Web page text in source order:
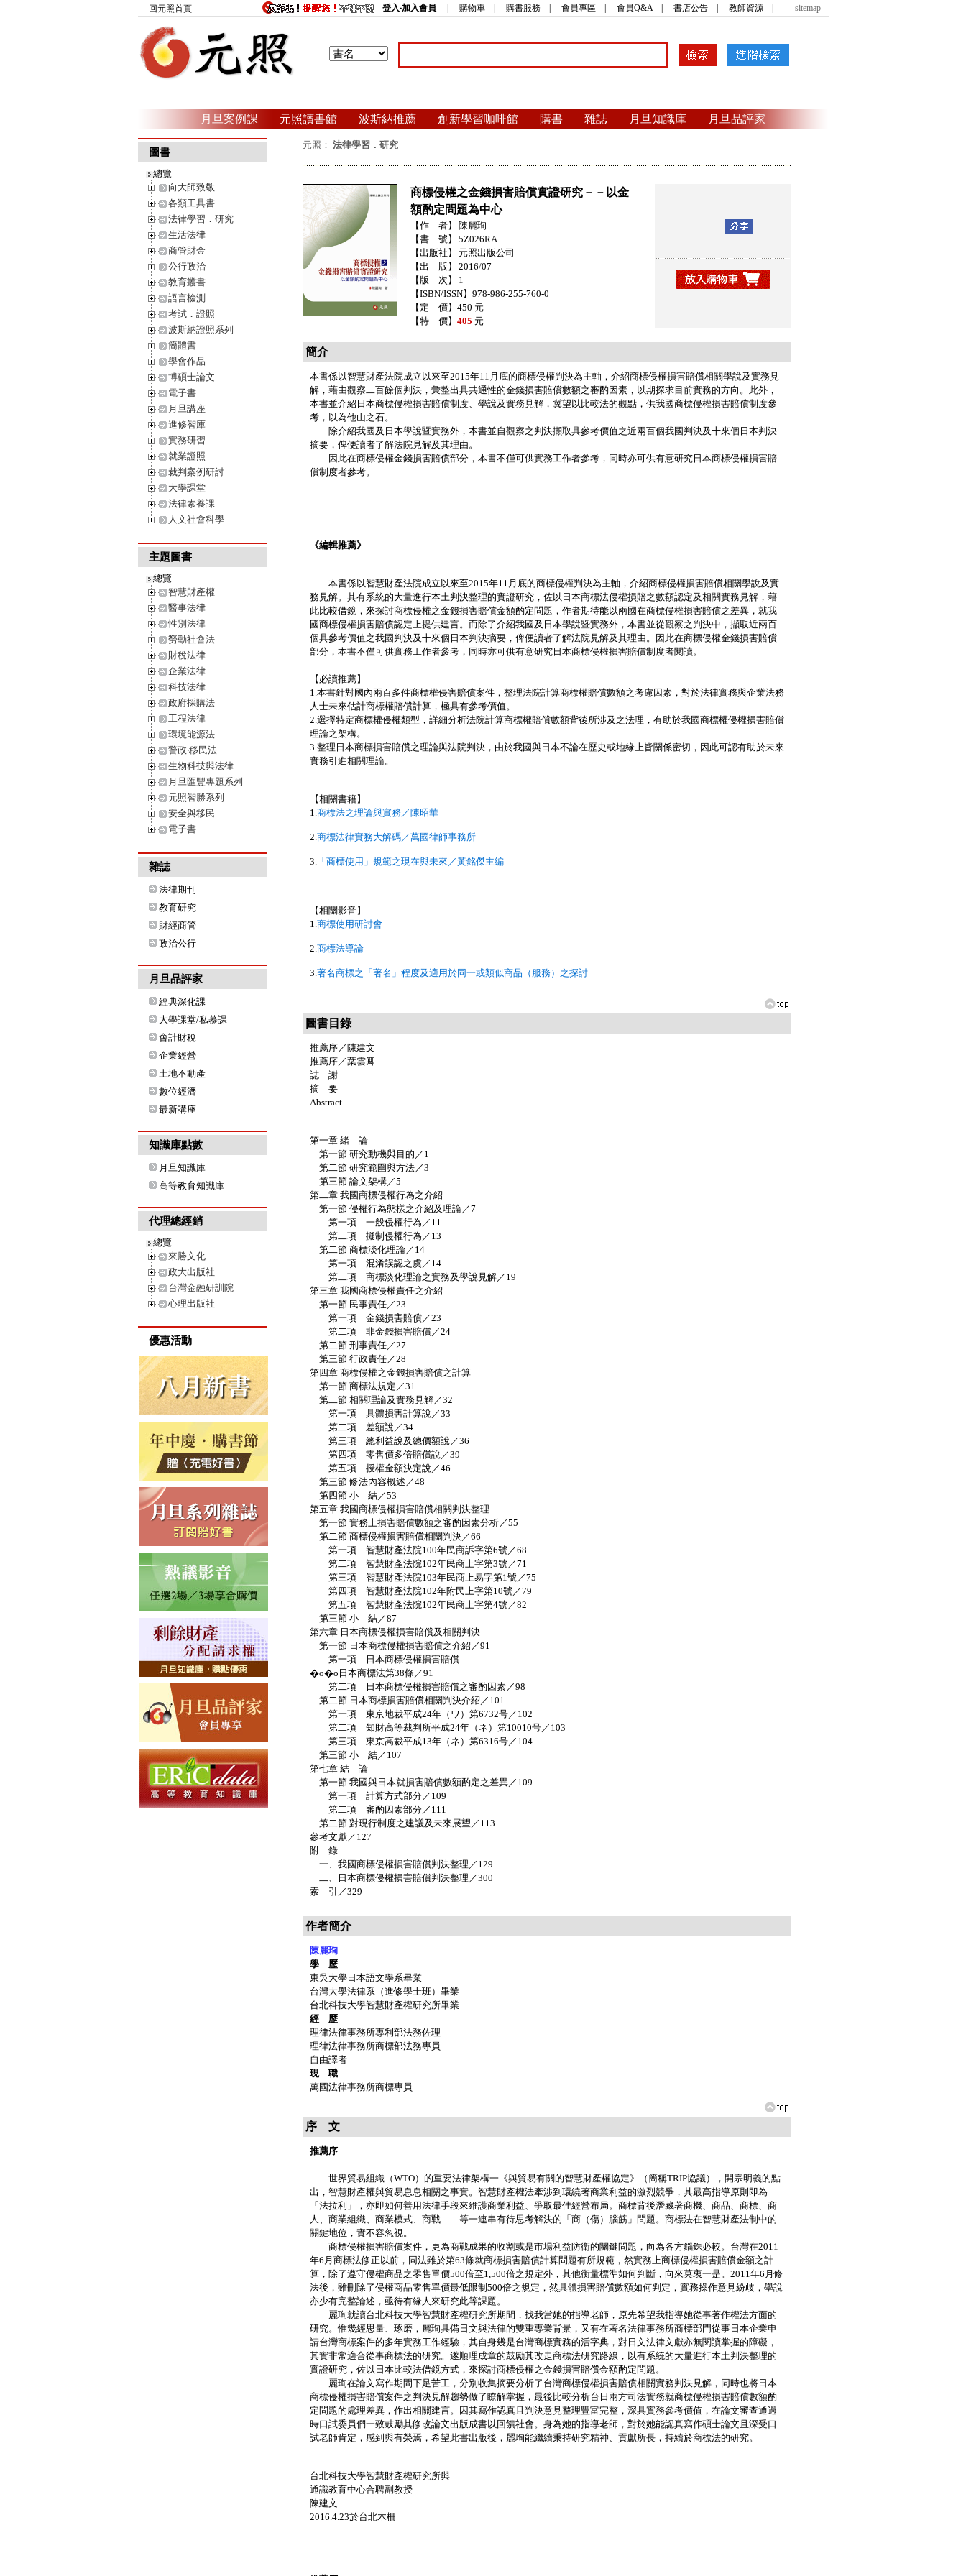
回元照首頁 登入‧加入會員 購物車 購書服務 會員專區 會員Q&A| 書店公告 教師資源 sitemap
月旦案例課 元照讀書館 波斯納推薦 創新學習咖啡館 購書 雜誌 月旦知識庫 月旦品評家
圖書
總覽
向大師致敬
各類工具書
法律學習．研究
生活法律
商管財金
公行政治
教育叢書
語言檢測
考試．證照
波斯納證照系列
簡體書
學會作品
博碩士論文
電子書
月旦講座
進修智庫
實務研習
就業證照
裁判案例研討
大學課堂
法律素養課
人文社會科學
主題圖書
總覽
智慧財產權
醫事法律
性別法律
勞動社會法
財稅法律
企業法律
科技法律
政府採購法
工程法律
環境能源法
警政‧移民法
生物科技與法律
月旦匯豐專題系列
元照智勝系列
安全與移民
電子書
雜誌
法律期刊
教育研究
財經商管
政治公行
月旦品評家
經典深化課
大學課堂/私慕課
會計財稅
企業經營
土地不動產
數位經濟
最新講座
知識庫點數
月旦知識庫
高等教育知識庫
代理總經銷
總覽
來勝文化
政大出版社
台灣金融研訓院
心理出版社
優惠活動
元照： 法律學習．研究
商標侵權之金錢損害賠償實證研究－－以金
額酌定問題為中心
【作 者】
陳麗珣
【書 號】
5Z026RA
【出版社】
元照出版公司
【出 版】
2016/07
【版 次】
1
【ISBN/ISSN】978-986-255-760-0
【定 價】 450 元
【特 價】 405 元
簡介
本書係以智慧財產法院成立以來至2015年11月底的商標侵權判決為主軸，介紹商標侵權損害賠償相關學說及實務見
解，藉由觀察二百餘個判決，彙整出具共通性的金錢損害賠償數額之審酌因素，以期探求目前實務的方向。此外，
本書並介紹日本商標侵權損害賠償制度、學說及實務見解，冀望以比較法的觀點，供我國商標侵權損害賠償制度參
考，以為他山之石。
除介紹我國及日本學說暨實務外，本書並自觀察之判決擷取具參考價值之近兩百個我國判決及十來個日本判決
摘要，俾便讀者了解法院見解及其理由。
因此在商標侵權金錢損害賠償部分，本書不僅可供實務工作者參考，同時亦可供有意研究日本商標侵權損害賠
償制度者參考。
《編輯推薦》
本書係以智慧財產法院成立以來至2015年11月底的商標侵權判決為主軸，介紹商標侵權損害賠償相關學說及實
務見解。其有系統的大量進行本土判決整理的實證研究，佐以日本商標法侵權損賠之數額認定及相關實務見解，藉
此比較借鏡，來探討商標侵權之金錢損害賠償金額酌定問題，作者期待能以兩國在商標侵權損害賠償之差異，就我
國商標侵權損害賠償認定上提供建言。而除了介紹我國及日本學說暨實務外，本書並從觀察之判決中，擷取近兩百
個具參考價值之我國判決及十來個日本判決摘要，俾便讀者了解法院見解及其理由。因此在商標侵權金錢損害賠償
部分，本書不僅可供實務工作者參考，同時亦可供有意研究日本商標侵權損害賠償制度者閱讀。
【必讀推薦】
1.本書針對國內兩百多件商標權侵害賠償案件，整理法院計算商標權賠償數額之考慮因素，對於法律實務與企業法務
人士未來估計商標權賠償計算，極具有參考價值。
2.選擇特定商標權侵權類型，詳細分析法院計算商標權賠償數額背後所涉及之法理，有助於我國商標權侵權損害賠償
理論之架構。
3.整理日本商標損害賠償之理論與法院判決，由於我國與日本不論在歷史或地緣上皆關係密切，因此可認有助於未來
實務引進相關理論。
【相關書籍】
1.商標法之理論與實務／陳昭華
2.商標法律實務大解碼／萬國律師事務所
3. 「商標使用」規範之現在與未來／黃銘傑主編
【相關影音】
1.商標使用研討會
2.商標法導論
3.著名商標之「著名」程度及適用於同一或類似商品（服務）之探討
圖書目錄
推薦序／陳建文
推薦序／葉雲卿
誌 謝
摘 要
Abstract
第一章 緒 論
第一節 研究動機與目的／1
第二節 研究範圍與方法／3
第三節 論文架構／5
第二章 我國商標侵權行為之介紹
第一節 侵權行為態樣之介紹及理論／7
第一項 一般侵權行為／11
第二項 擬制侵權行為／13
第二節 商標淡化理論／14
第一項 混淆誤認之虞／14
第二項 商標淡化理論之實務及學說見解／19
第三章 我國商標侵權責任之介紹
第一節 民事責任／23
第一項 金錢損害賠償／23
第二項 非金錢損害賠償／24
第二節 刑事責任／27
第三節 行政責任／28
第四章 商標侵權之金錢損害賠償之計算
第一節 商標法規定／31
第二節 相關理論及實務見解／32
第一項 具體損害計算說／33
第二項 差額說／34
第三項 總利益說及總價額說／36
第四項 零售價多倍賠償說／39
第五項 授權金額決定說／46
第三節 修法內容概述／48
第四節 小 結／53
第五章 我國商標侵權損害賠償相關判決整理
第一節 實務上損害賠償數額之審酌因素分析／55
第二節 商標侵權損害賠償相關判決／66
第一項 智慧財產法院100年民商訴字第6號／68
第二項 智慧財產法院102年民商上字第3號／71
第三項 智慧財產法院103年民商上易字第1號／75
第四項 智慧財產法院102年附民上字第10號／79
第五項 智慧財產法院102年民商上字第4號／82
第三節 小 結／87
第六章 日本商標侵權損害賠償及相關判決
第一節 日本商標侵權損害賠償之介紹／91
第一項 日本商標侵權損害賠償
�o�o日本商標法第38條／91
第二項 日本商標侵權損害賠償之審酌因素／98
第二節 日本商標損害賠償相關判決介紹／101
第一項 東京地裁平成24年（ワ）第6732号／102
第二項 知財高等裁判所平成24年（ネ）第10010号／103
第三項 東京高裁平成13年（ネ）第6316号／104
第三節 小 結／107
第七章 結 論
第一節 我國與日本就損害賠償數額酌定之差異／109
第一項 計算方式部分／109
第二項 審酌因素部分／111
第二節 對現行制度之建議及未來展望／113
參考文獻／127
附 錄
一、我國商標侵權損害賠償判決整理／129
二、日本商標侵權損害賠償判決整理／300
索 引／329
作者簡介
陳麗珣
學 歷
東吳大學日本語文學系畢業
台灣大學法律系（進修學士班）畢業
台北科技大學智慧財產權研究所畢業
經 歷
理律法律事務所專利部法務佐理
理律法律事務所商標部法務專員
自由譯者
現 職
萬國法律事務所商標專員
序 文
推薦序
世界貿易組織（WTO）的重要法律架構一《與貿易有關的智慧財產權協定》（簡稱TRIP協議），開宗明義的點
出，智慧財產權與貿易息息相關之事實。智慧財產權法牽涉到環繞著商業利益的激烈競爭，其最高指導原則即為
「法拉利」，亦即如何善用法律手段來維護商業利益、爭取最佳經營布局。商標背後潛藏著商機、商品、商標、商
人、商業組織、商業模式、商戰……等一連串有待思考解決的「商（傷）腦筋」問題。商標法在智慧財產法制中的
關鍵地位，實不容忽視。
商標侵權損害賠償案件，更為商戰成果的收割或是市場利益防衛的關鍵問題，向為各方錙銖必較。台灣在2011
年6月商標法修正以前，同法雖於第63條就商標損害賠償計算問題有所規範，然實務上商標侵權損害賠償金額之計
算，除了遵守侵權商品之零售單價500倍至1,500倍之規定外，其他衡量標準如何判斷，向來莫衷一是。2011年6月修
法後，雖刪除了侵權商品零售單價最低限制500倍之規定，然具體損害賠償數額如何判定，實務操作意見紛歧，學說
亦少有完整論述，亟待有緣人來研究此等課題。
麗珣就讀台北科技大學智慧財產權研究所期間，找我當她的指導老師，原先希望我指導她從事著作權法方面的
研究。惟幾經思量、琢磨，麗珣具備日文與法律的雙重專業背景，又有在著名法律事務所商標部門從事日本企業申
請台灣商標案件的多年實務工作經驗，其自身幾是台灣商標實務的活字典，對日文法律文獻亦無閱讀掌握的障礙，
其實非常適合從事商標法的研究。遂順理成章的鼓勵其改走商標法研究路線，以有系統的大量進行本土判決整理的
實證研究，佐以日本比較法借鏡方式，來探討商標侵權之金錢損害賠償金額酌定問題。
麗珣在論文寫作期間下足苦工，分別收集摘要分析了台灣商標侵權損害賠償相關實務判決見解，同時也將日本
商標侵權損害賠償案件之判決見解趨勢做了瞭解掌握，最後比較分析台日兩方司法實務就商標侵權損害賠償數額酌
定問題的處理差異，作出相關建言。因其寫作認真且判決意見整理豐富完整，深具實務參考價值，在論文審查通過
時口試委員們一致鼓勵其修改論文出版成書以回饋社會。身為她的指導老師，對於她能認真寫作碩士論文且深受口
試老師肯定，感到與有榮焉，希望此書出版後，麗珣能繼續秉持研究精神、貢獻所長，持續於商標法的研究。
台北科技大學智慧財產權研究所與
通識教育中心合聘副教授
陳建文
2016.4.23於台北木柵